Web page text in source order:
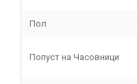
Пол
Попуст на Часовници